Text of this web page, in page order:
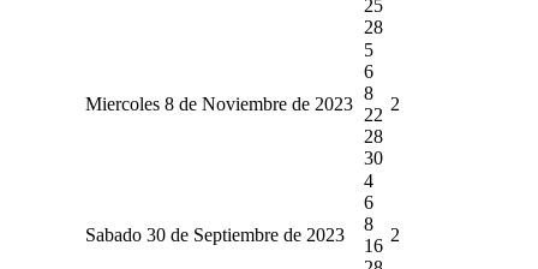
25
28
Miercoles 8 de Noviembre de 2023
5
6
8
22
28
30
2
Sabado 30 de Septiembre de 2023
4
6
8
16
2